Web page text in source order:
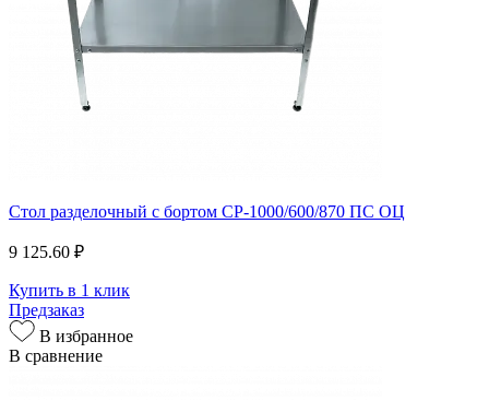
Стол разделочный с бортом СР-1000/600/870 ПС ОЦ
9 125.60 ₽
Купить в 1 клик
Предзаказ
В избранное
В сравнение